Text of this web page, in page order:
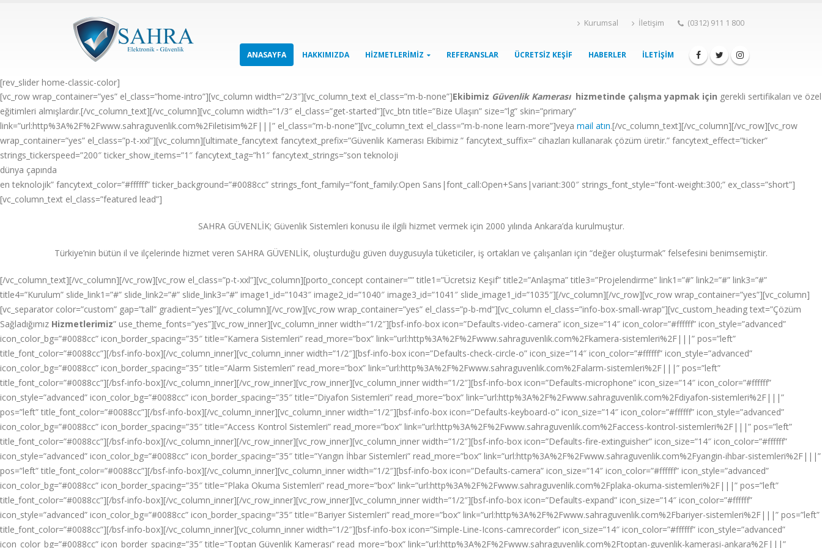
Kurumsal İletişim (0312) 911 1 800
ANASAYFA HAKKIMIZDA HIZMETLERIMIZ REFERANSLAR ÜCRETSIZ KEŞIF HABERLER İLETIŞIM
[rev_slider home-classic-color]
[vc_row wrap_container=”yes” el_class=”home-intro”][vc_column width=”2/3″][vc_column_text el_class=”m-b-none”]Ekibimiz Güvenlik Kamerasıhizmetinde çalışma yapmak için gerekli sertifikaları ve özel
eğitimleri almışlardır.[/vc_column_text][/vc_column][vc_column width=”1/3″ el_class=”get-started”][vc_btn title=”Bize Ulaşın” size=”lg” skin=”primary”
link=”url:http%3A%2F%2Fwww.sahraguvenlik.com%2Filetisim%2F|||” el_class=”m-b-none”][vc_column_text el_class=”m-b-none learn-more”]veya mail atın.[/vc_column_text][/vc_column][/vc_row][vc_row
wrap_container=”yes” el_class=”p-t-xxl”][vc_column][ultimate_fancytext fancytext_prefix=”Güvenlik Kamerası Ekibimiz ” fancytext_suffix=” cihazları kullanarak çözüm üretir.” fancytext_effect=”ticker”
strings_tickerspeed=”200″ ticker_show_items=”1″ fancytext_tag=”h1″ fancytext_strings=”son teknoloji
dünya çapında
en teknolojik” fancytext_color=”#ffffff” ticker_background=”#0088cc” strings_font_family=”font_family:Open Sans|font_call:Open+Sans|variant:300″ strings_font_style=”font-weight:300;” ex_class=”short”]
[vc_column_text el_class=”featured lead”]
SAHRA GÜVENLİK; Güvenlik Sistemleri konusu ile ilgili hizmet vermek için 2000 yılında Ankara’da kurulmuştur.
Türkiye’nin bütün il ve ilçelerinde hizmet veren SAHRA GÜVENLİK, oluşturduğu güven duygusuyla tüketiciler, iş ortakları ve çalışanları için “değer oluşturmak” felsefesini benimsemiştir.
[/vc_column_text][/vc_column][/vc_row][vc_row el_class=”p-t-xxl”][vc_column][porto_concept container=”” title1=”Ücretsiz Keşif” title2=”Anlaşma” title3=”Projelendirme” link1=”#” link2=”#” link3=”#”
title4=”Kurulum” slide_link1=”#” slide_link2=”#” slide_link3=”#” image1_id=”1043″ image2_id=”1040″ image3_id=”1041″ slide_image1_id=”1035″][/vc_column][/vc_row][vc_row wrap_container=”yes”][vc_column]
[vc_separator color=”custom” gap=”tall” gradient=”yes”][/vc_column][/vc_row][vc_row wrap_container=”yes” el_class=”p-b-md”][vc_column el_class=”info-box-small-wrap”][vc_custom_heading text=”Çözüm
Sağladığımız Hizmetlerimiz” use_theme_fonts=”yes”][vc_row_inner][vc_column_inner width=”1/2″][bsf-info-box icon=”Defaults-video-camera” icon_size=”14″ icon_color=”#ffffff” icon_style=”advanced”
icon_color_bg=”#0088cc” icon_border_spacing=”35″ title=”Kamera Sistemleri” read_more=”box” link=”url:http%3A%2F%2Fwww.sahraguvenlik.com%2Fkamera-sistemleri%2F|||” pos=”left”
title_font_color=”#0088cc”][/bsf-info-box][/vc_column_inner][vc_column_inner width=”1/2″][bsf-info-box icon=”Defaults-check-circle-o” icon_size=”14″ icon_color=”#ffffff” icon_style=”advanced”
icon_color_bg=”#0088cc” icon_border_spacing=”35″ title=”Alarm Sistemleri” read_more=”box” link=”url:http%3A%2F%2Fwww.sahraguvenlik.com%2Falarm-sistemleri%2F|||” pos=”left”
title_font_color=”#0088cc”][/bsf-info-box][/vc_column_inner][/vc_row_inner][vc_row_inner][vc_column_inner width=”1/2″][bsf-info-box icon=”Defaults-microphone” icon_size=”14″ icon_color=”#ffffff”
icon_style=”advanced” icon_color_bg=”#0088cc” icon_border_spacing=”35″ title=”Diyafon Sistemleri” read_more=”box” link=”url:http%3A%2F%2Fwww.sahraguvenlik.com%2Fdiyafon-sistemleri%2F|||”
pos=”left” title_font_color=”#0088cc”][/bsf-info-box][/vc_column_inner][vc_column_inner width=”1/2″][bsf-info-box icon=”Defaults-keyboard-o” icon_size=”14″ icon_color=”#ffffff” icon_style=”advanced”
icon_color_bg=”#0088cc” icon_border_spacing=”35″ title=”Access Kontrol Sistemleri” read_more=”box” link=”url:http%3A%2F%2Fwww.sahraguvenlik.com%2Faccess-kontrol-sistemleri%2F|||” pos=”left”
title_font_color=”#0088cc”][/bsf-info-box][/vc_column_inner][/vc_row_inner][vc_row_inner][vc_column_inner width=”1/2″][bsf-info-box icon=”Defaults-fire-extinguisher” icon_size=”14″ icon_color=”#ffffff”
icon_style=”advanced” icon_color_bg=”#0088cc” icon_border_spacing=”35″ title=”Yangın İhbar Sistemleri” read_more=”box” link=”url:http%3A%2F%2Fwww.sahraguvenlik.com%2Fyangin-ihbar-sistemleri%2F|||”
pos=”left” title_font_color=”#0088cc”][/bsf-info-box][/vc_column_inner][vc_column_inner width=”1/2″][bsf-info-box icon=”Defaults-camera” icon_size=”14″ icon_color=”#ffffff” icon_style=”advanced”
icon_color_bg=”#0088cc” icon_border_spacing=”35″ title=”Plaka Okuma Sistemleri” read_more=”box” link=”url:http%3A%2F%2Fwww.sahraguvenlik.com%2Fplaka-okuma-sistemleri%2F|||” pos=”left”
title_font_color=”#0088cc”][/bsf-info-box][/vc_column_inner][/vc_row_inner][vc_row_inner][vc_column_inner width=”1/2″][bsf-info-box icon=”Defaults-expand” icon_size=”14″ icon_color=”#ffffff”
icon_style=”advanced” icon_color_bg=”#0088cc” icon_border_spacing=”35″ title=”Bariyer Sistemleri” read_more=”box” link=”url:http%3A%2F%2Fwww.sahraguvenlik.com%2Fbariyer-sistemleri%2F|||” pos=”left”
title_font_color=”#0088cc”][/bsf-info-box][/vc_column_inner][vc_column_inner width=”1/2″][bsf-info-box icon=”Simple-Line-Icons-camrecorder” icon_size=”14″ icon_color=”#ffffff” icon_style=”advanced”
icon_color_bg=”#0088cc” icon_border_spacing=”35″ title=”Toptan Güvenlik Kamerası” read_more=”box” link=”url:http%3A%2F%2Fwww.sahraguvenlik.com%2Ftoptan-guvenlik-kamerasi-ankara%2F|||”